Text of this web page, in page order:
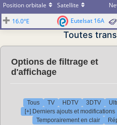
Position orbitale Satellite
16.0°E
Eutelsat 16A
Toutes
Options de filtrage et
d'affichage
Tous TV HDTV 3DTV
[+] Derniers ajouts et modifications
Temporairement en clair